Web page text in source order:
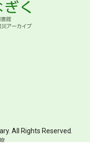
All Rights Reserved.